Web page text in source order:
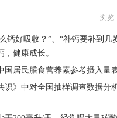
浏览
钙好吸收？”、“补钙要补到
健康成长。
居民膳食营养素参考摄入量表
识》 中对全国抽样调查数据分